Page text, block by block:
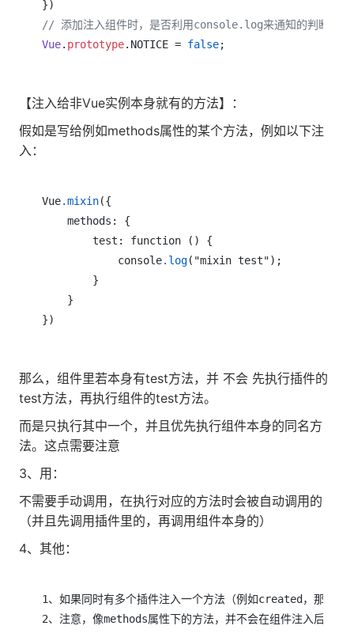
// 添加注入组件时，是否利用console.log来通知的判断条件
Vue. prototype. NOTICE = false;
【注入给非Vue实例本身就有的方法】：
假如是写给例如methods属性的某个方法，例如以下注
入：
Vue.mixin({
    methods: {
        test: function () {
            console
.log("mixin test");
        }
    }
})
那么，组件里若本身有test方法，并 不会 先执行插件的
test方法，再执行组件的test方法。
而是只执行其中一个，并且优先执行组件本身的同名方
法。这点需要注意
3、用：
不需要手动调用，在执行对应的方法时会被自动调用的
（并且先调用插件里的，再调用组件本身的）
4、其他：
1、如果同时有多个插件注入一个方法（例如created，那么会
2、注意，像methods属性下的方法，并不会在组件注入后每